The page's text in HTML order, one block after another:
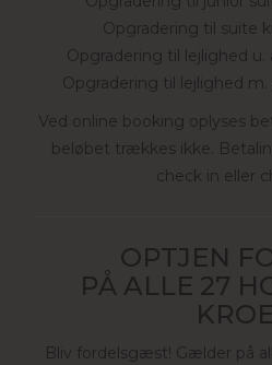
Opgradering til suite
Opgradering til lejlighed u.
Opgradering til lejlighed
Ved online booking oplyses
beløbet trækkes ikke.
check in eller
OPTJEN
PÅ ALLE 27
Bliv fordelsgæst! Gælder på